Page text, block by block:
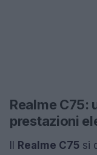
Realme C75:
prestazioni
Il Realme C75 si